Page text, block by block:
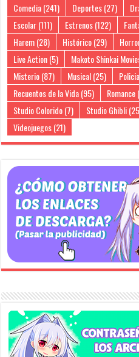
Comedia(241) Deportes(27)
Escolar(111) Estrenos(122)
Harem(28) Histórico(29)
Live Action(5) Makoto Shinkai
Misterio(87) Musical(25)
Recuentos de la Vida(95) Romance
Studio Colorido(7) Studio Ghibli
Videojuegos(21)